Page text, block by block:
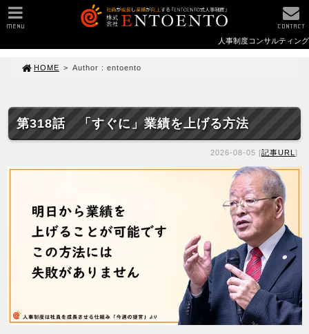
人事制度コンサルティング
HOME > Author : entoento
第318話 「すぐに」業績を上げる方法
2026-08-05 [記事URL ]
MENU CONTACT